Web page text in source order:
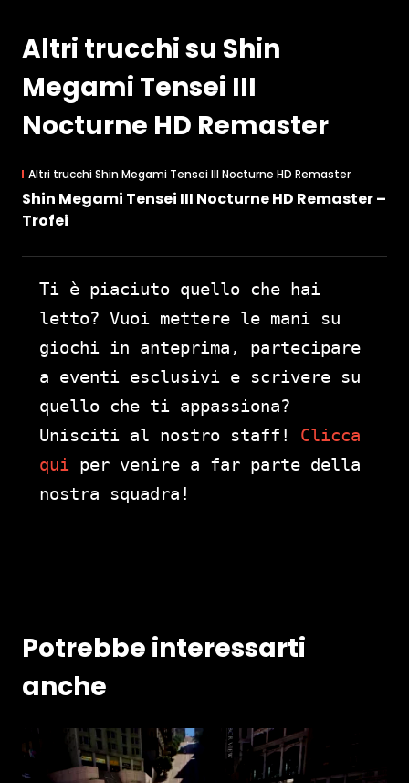
Altri trucchi su Shin
Megami Tensei III
Nocturne HD Remaster
Altri trucchi Shin Megami Tensei III Nocturne HD Remaster
Shin Megami Tensei III Nocturne HD Remaster –
Trofei
Ti è piaciuto quello che hai
letto? Vuoi mettere le mani su
giochi in anteprima, partecipare
a eventi esclusivi e scrivere su
quello che ti appassiona?
Unisciti al nostro staff! Clicca
qui per venire a far parte della
nostra squadra!
Potrebbe interessarti
anche